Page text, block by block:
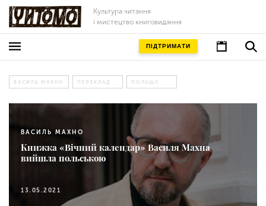
Культура читання
і мистецтво книговидання
ПІДТРИМАТИ
ВАСИЛЬ МАХНО ПЕРЕКЛАД ПОЛЬЩА
ВАСИЛЬ МАХНО
Книжка «Вічний календар» Василя Махна
вийшла польською
13.05.2021